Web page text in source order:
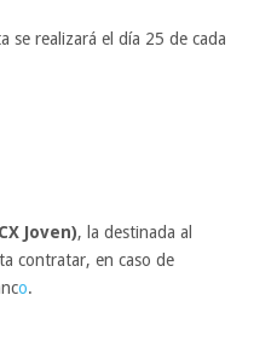
se realizará el día 25 de cada
Joven), la destinada al
contratar, en caso de
o.